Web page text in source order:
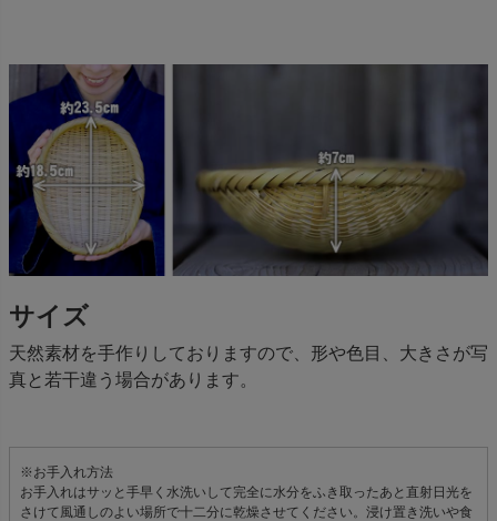
サイズ
天然素材を手作りしておりますので、形や色目、大きさが写
真と若干違う場合があります。
※お手入れ方法
お手入れはサッと手早く水洗いして完全に水分をふき取ったあと直射日光を
さけて風通しのよい場所で十二分に乾燥させてください。浸け置き洗いや食